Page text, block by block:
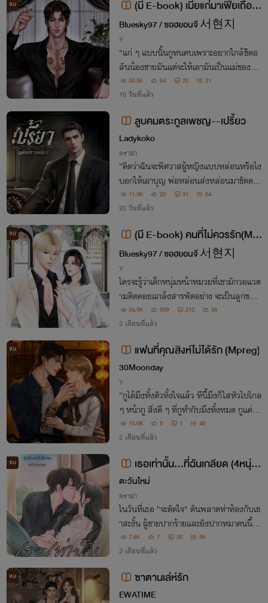
จบ
(มี E-book)​ เมียแก่มาเฟียเถื่อน
(Omegaverse​)​ เมะxเมะ
Bluesky97​ / ซอฮยอนจี 서현지
Y
"แก่ ๆ แบบนั้นกูทนคบเพราะอยากใกล้ชิดอ
ลันน้องชายมันแต่จะให้เอามันเป็นแม่ของลูก
กูเอาไม่ลงวะ" ทุกประโยค​ที่อามินได้ยินจนแ
ทบจะยืนไม่ไหว "ไม่จริงใช่ไหมแมทธิว...."​
"จริง ผมไม่ได้ชอบโอเมก้าร่างใหญ่เหมือนคุ
ณ
32.5K 64 22 21
16 วันที่แล้ว
ลูบคมตระกูลเพชญ--เปรี้ยว
Ladykoko
ดราม่า
“คิดว่าฉันจะพิศวาสผู้หญิงแบบหล่อนหรือไง
บอกให้เอาบุญ พ่อหล่อนส่งหล่อนมาขัดดอ
ก เพราะงั้นอย่าริอ่านทำตัวเป็นเมียฉัน!”
11.0K 22 31 64
20 วันที่แล้ว
จบ
(มี E-book)​ คนที่ไม่ควร​รัก​(Mpr
eg)​ [SM]​ NC25++
Bluesky97​ / ซอฮยอนจี 서현지
Y
ใครจะรู้ว่าเด็กหนุ่ม​หน้าหมวยที่เขามักวอแว​ต
ามติดคอยแกล้งสารพัด​อย่าง​ จะเป็นลูกของ
ศัตรู​ที่เขาเฝ้าตามหามานานหลายปี​ เฉพาะนั้
นความแค้นที่เขาสะสมมานาน​ มีเพียงเด็กห
น​ุ่มที่จะช่วยบรรเทา​ ต้องชดใช้ให้เขา
34.5K 509 212 58
2 เดือนที่แล้ว
จบ แฟนที่คุณสิงห์ไม่ได้รัก (Mpreg)
30Moonday
Y
“กูได้มึงทั้งตัวทั้งใจแล้ว ทีนี้มึงก็ไสหัวไปไกล
ๆ หน้ากู สิ่งดี ๆ ที่กูทำกับมึงทั้งหมด กูแค่แก
ล้งเพื่อรอวันนี้ วันที่จะได้เหยียบย่ำมึง”
13.6K 5 1 48
2 เดือนที่แล้ว
จบ
เธอเท่านั้น...ที่ฉันเกลียด (4หนุ่ม
ลุ้นรัก)
ตะวันใหม่
ดราม่า
ในวันที่เธอ "จะตัดใจ" ดันพลาดท่าท้องกับเข
าสะงั้น ผู้ชายปากร้ายและยังปากหมาคนนี้คือ
พ่อของลูกเธอ เธอจะหนีหายไปอยู่กับลูก ห
รือจะตามมาทวงความรักจากเขาดี
7.5K 7 30 58
2 เดือนที่แล้ว
จบ ซาตานเล่ห์รัก
EWATIME